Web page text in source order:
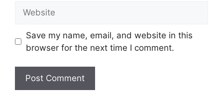
Save my name, email, and website in this
browser for the next time I comment.